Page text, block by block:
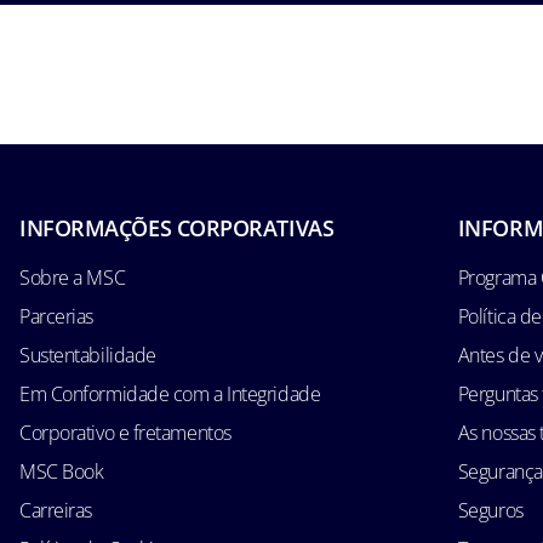
INFORMAÇÕES CORPORATIVAS
Sobre a MSC
Parcerias
Sustentabilidade
Em Conformidade com a Integridade
Corporativo e fretamentos
MSC Book
Carreiras
Política
Antes de
As nossas
Segurança
Seguros